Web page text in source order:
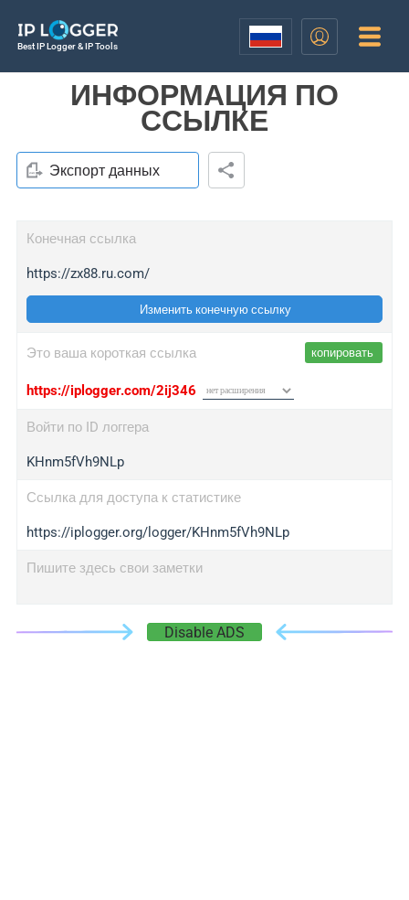
Best IP Logger & IP Tools
ИНФОРМАЦИЯ ПО
ССЫЛКЕ
Экспорт данных
Конечная ссылка
https://zx88.ru.com/
Изменить конечную ссылку
Это ваша короткая ссылка копировать
https://iplogger.com/2ij346
Войти по ID логгера
KHnm5fVh9NLp
Ссылка для доступа к статистике
https://iplogger.org/logger/KHnm5fVh9NLp
Пишите здесь свои заметки
Disable ADS